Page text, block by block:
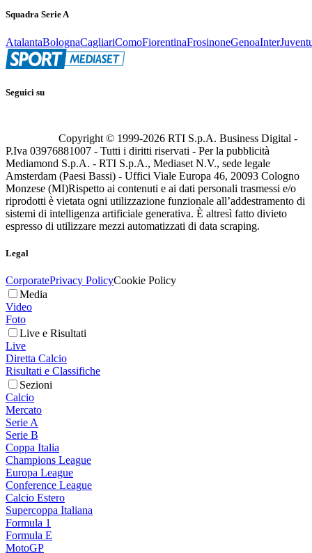
Squadra Serie A
AtalantaBolognaCagliariComoFiorentinaFrosinoneGenoaInter
Seguici su
Copyright © 1999-2026 RTI S.p.A. Business Digital -
P.Iva 03976881007 - Tutti i diritti riservati - Per la pubblicità
Mediamond S.p.A. - RTI S.p.A., Mediaset N.V., sede legale
Amsterdam (Paesi Bassi) - Uffici Viale Europa 46, 20093 Cologno
Monzese (MI)Rispetto ai contenuti e ai dati personali trasmessi e/o
riprodotti è vietata ogni utilizzazione funzionale all’addestramento di
sistemi di intelligenza artificiale generativa. È altresì fatto divieto
espresso di utilizzare mezzi automatizzati di data scraping.
Legal
CorporatePrivacy PolicyCookie Policy
Media
Video
Foto
Live e Risultati
Live
Diretta Calcio
Risultati e Classifiche
Sezioni
Calcio
Mercato
Serie A
Serie B
Coppa Italia
Champions League
Europa League
Conference League
Calcio Estero
Supercoppa Italiana
Formula 1
Formula E
MotoGP